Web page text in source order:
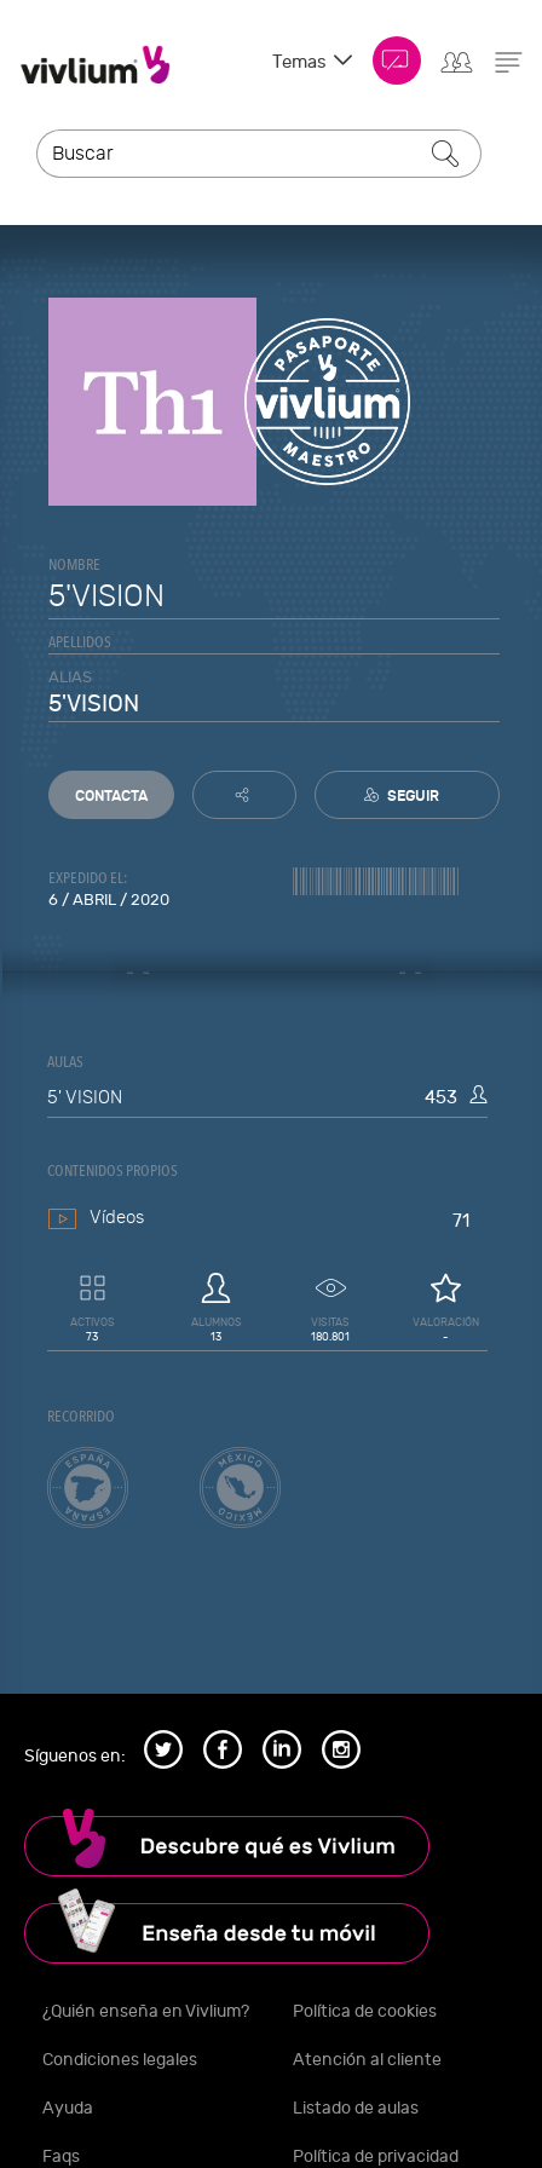
Temas
NOMBRE
5'VISION
APELLIDOS
ALIAS
5'VISION
CONTACTA SEGUIR
EXPEDIDO EL:
6 / ABRIL / 2020
AULAS
5' VISION 453
CONTENIDOS PROPIOS
Vídeos 71
ACTIVOS
73
ALUMNOS
13
VISITAS
180.801
VALORACIÓN
-
RECORRIDO
Síguenos en:
¿Quién enseña en Vivlium? Política de cookies
Condiciones legales Atención al cliente
Ayuda Listado de aulas
Faqs Política de privacidad